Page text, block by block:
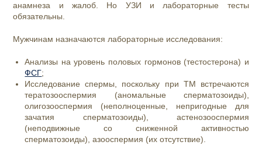
анамнеза и жалоб. Но УЗИ и лабораторные тесты
обязательны.
Мужчинам назначаются лабораторные исследования:
Анализы на уровень половых гормонов (тестостерона) и
ФСГ;
Исследование спермы, поскольку при ТМ встречаются
тератозооспермия (аномальные сперматозоиды),
олигозооспермия (неполноценные, непригодные для
зачатия сперматозоиды), астенозооспермия
(неподвижные со сниженной активностью
сперматозоиды), азооспермия (их отсутствие).